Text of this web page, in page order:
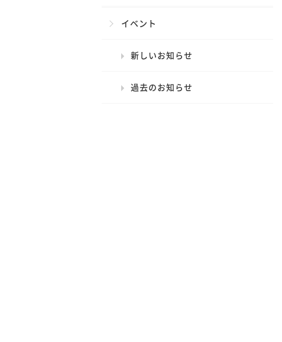
サステナブルファイナンス研究センター
特別ワークショップ
イベント
新しいお知らせ
過去のお知らせ